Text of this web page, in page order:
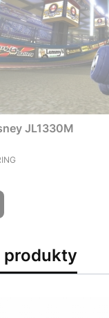
JL1330M
produkty